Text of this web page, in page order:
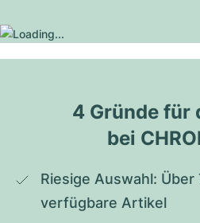
4 Gründe für
bei
Riesige Auswahl:
verfügbare Artikel